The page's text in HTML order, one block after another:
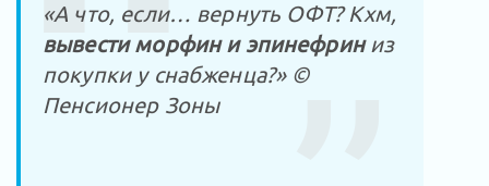
«А что, если… вернуть ОФТ? Кхм,
вывести морфин и эпинефриниз
покупки у снабженца?» ©
Пенсионер Зоны